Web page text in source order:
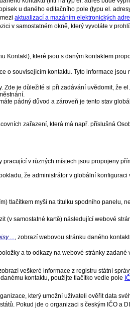
u daného editačního pole (typu el.
aktualizací a mazáním elektronických
v samostatném okně, který vyvoláte v
Kontakt), které jsou s daným kontaktem
o souvisejícím kontaktu. Tyto informace jsou
Zde je důležité si při zadávání uvědomit,
pádný důvod a zároveň je tento stav
zařazení, která má např. příslušná
v různých místech jsou propojeny
že administrátor v globální konfiguraci
tlačítkem myši na titulku spodního panelu,
(v samostatné kartě) následující webové
..., zobrazí webovou stránku daného
a to odkazy na webové stránky
veškeré informace z registru státní
kontaktu, použijte tlačítko vedle pole
který umožní uživateli ověřit data
Pokud jde o organizaci s českým IČO a